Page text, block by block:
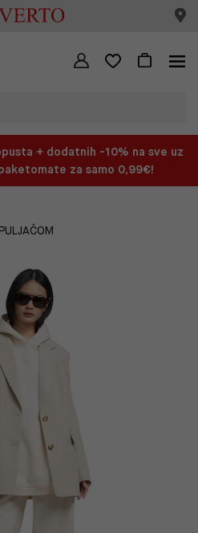
+ dodatnih -10% na sve uz
za samo 0,99€!